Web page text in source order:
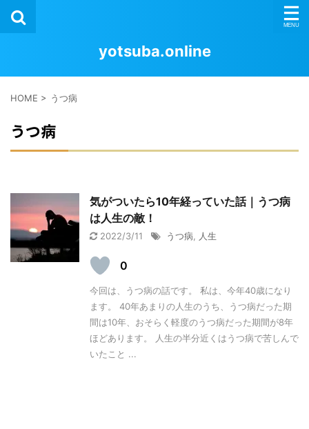
yotsuba.online
HOME > うつ病
うつ病
気がついたら10年経っていた話｜うつ病
は人生の敵！
2022/3/11 うつ病 人生
0
今回は、うつ病の話です。 私は、今年40歳になり
ます。 40年あまりの人生のうち、うつ病だった期
間は10年、おそらく軽度のうつ病だった期間が8年
ほどあります。 人生の半分近くはうつ病で苦しんで
いたこと ...